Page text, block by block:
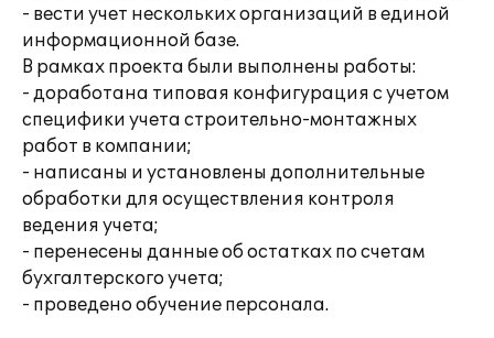
- вести учет нескольких организаций в единой
информационной базе.
В рамках проекта были выполнены работы:
- доработана типовая конфигурация с учетом
специфики учета строительно-монтажных
работ в компании;
- написаны и установлены дополнительные
обработки для осуществления контроля
ведения учета;
- перенесены данные об остатках по счетам
бухгалтерского учета;
- проведено обучение персонала.